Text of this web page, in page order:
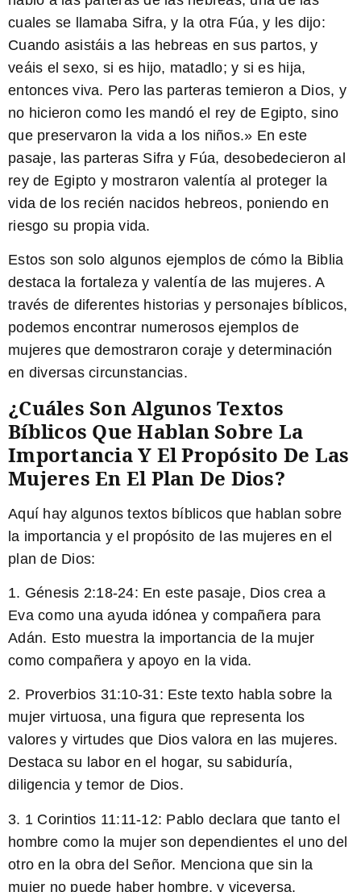
cuales se llamaba Sifra, y la otra Fúa, y les dijo:
Cuando asistáis a las hebreas en sus partos, y
veáis el sexo, si es hijo, matadlo; y si es hija,
entonces viva. Pero las parteras temieron a Dios, y
no hicieron como les mandó el rey de Egipto, sino
que preservaron la vida a los niños.» En este
pasaje, las parteras Sifra y Fúa, desobedecieron al
rey de Egipto y mostraron valentía al proteger la
vida de los recién nacidos hebreos, poniendo en
riesgo su propia vida.
Estos son solo algunos ejemplos de cómo la Biblia
destaca la fortaleza y valentía de las mujeres. A
través de diferentes historias y personajes bíblicos,
podemos encontrar numerosos ejemplos de
mujeres que demostraron coraje y determinación
en diversas circunstancias.
¿Cuáles Son Algunos Textos
Bíblicos Que Hablan Sobre La
Importancia Y El Propósito De Las
Mujeres En El Plan De Dios?
Aquí hay algunos textos bíblicos que hablan sobre
la importancia y el propósito de las mujeres en el
plan de Dios:
1. Génesis 2:18-24: En este pasaje, Dios crea a
Eva como una ayuda idónea y compañera para
Adán. Esto muestra la importancia de la mujer
como compañera y apoyo en la vida.
2. Proverbios 31:10-31: Este texto habla sobre la
mujer virtuosa, una figura que representa los
valores y virtudes que Dios valora en las mujeres.
Destaca su labor en el hogar, su sabiduría,
diligencia y temor de Dios.
3. 1 Corintios 11:11-12: Pablo declara que tanto el
hombre como la mujer son dependientes el uno del
otro en la obra del Señor. Menciona que sin la
mujer no puede haber hombre, y viceversa.